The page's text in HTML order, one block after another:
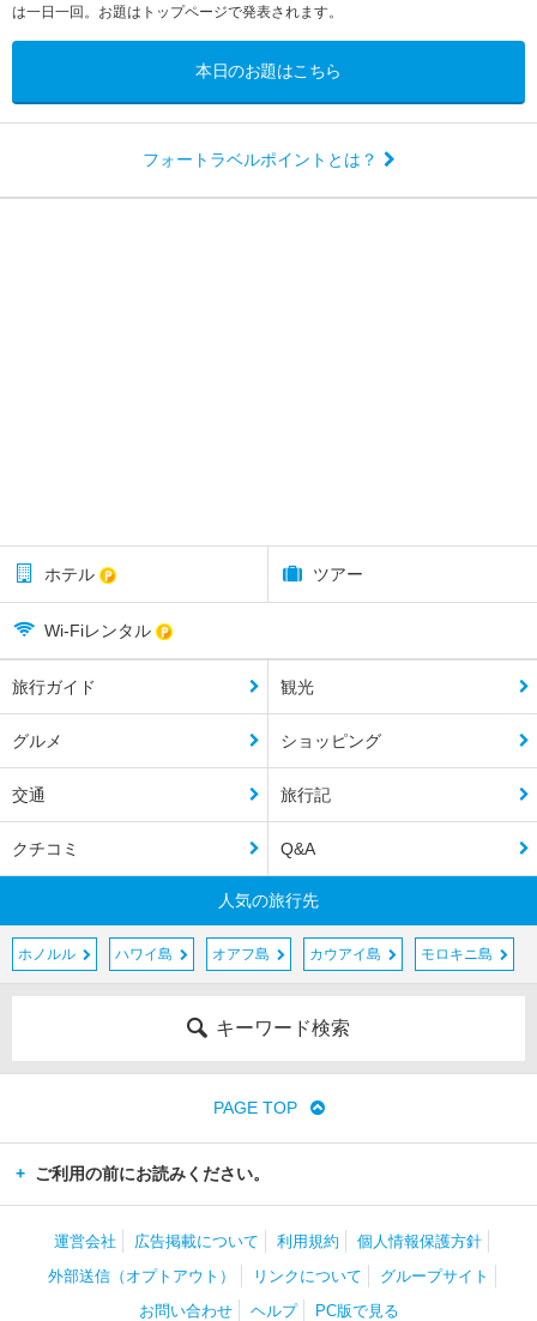
は一日一回。お題はトップページで発表されます。
本日のお題はこちら
フォートラベルポイントとは？
ホテル ツアー
Wi-Fiレンタル
旅行ガイド 観光
グルメ ショッピング
交通 旅行記
クチコミ Q&A
人気の旅行先
ホノルル ハワイ島 オアフ島 カウアイ島 モロキニ島
キーワード検索
PAGE TOP
ご利用の前にお読みください。
運営会社 広告掲載について 利用規約
個人情報保護方針
外部送信（オプトアウト）
リンクについて
グループサイト
お問い合わせ
ヘルプ PC版で見る